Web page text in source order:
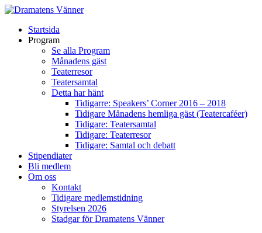
Startsida
Program
Se alla Program
Månadens gäst
Teaterresor
Teatersamtal
Detta har hänt
Tidigarre: Speakers’ Corner 2016 – 2018
Tidigare Månadens hemliga gäst (Teatercaféer)
Tidigare: Teatersamtal
Tidigare: Teaterresor
Tidigare: Samtal och debatt
Stipendiater
Bli medlem
Om oss
Kontakt
Tidigare medlemstidning
Styrelsen 2026
Stadgar för Dramatens Vänner